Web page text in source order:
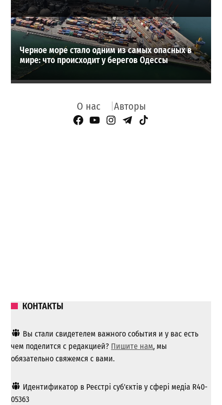
Черное море стало одним из самых опасных в
мире: что происходит у берегов Одессы
О нас Авторы
Facebook Page
YouTube
Instagram
Telegram
TikTok
КОНТАКТЫ
Вы стали свидетелем важного события и у вас есть
чем поделится с редакцией? Пишите нам, мы
обязательно свяжемся с вами.
Идентификатор в Реєстрі суб'єктів у сфері медіа R40-
05363